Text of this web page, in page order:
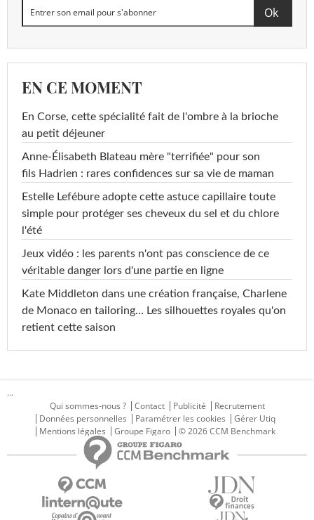
EN CE MOMENT
En Corse, cette spécialité fait de l'ombre à la brioche
au petit déjeuner
Anne-Élisabeth Blateau mère "terrifiée" pour son
fils Hadrien : rares confidences sur sa vie de maman
Estelle Lefébure adopte cette astuce capillaire toute
simple pour protéger ses cheveux du sel et du chlore
l'été
Jeux vidéo : les parents n'ont pas conscience de ce
véritable danger lors d'une partie en ligne
Kate Middleton dans une création française, Charlene
de Monaco en tailoring… Les silhouettes royales qu'on
retient cette saison
...
Qui sommes-nous ?
Contact Publicité
Recrutement
Données personnelles
Paramétrer les cookies
Gérer Utiq
Mentions légales
Groupe Figaro © 2026 CCM Benchmark